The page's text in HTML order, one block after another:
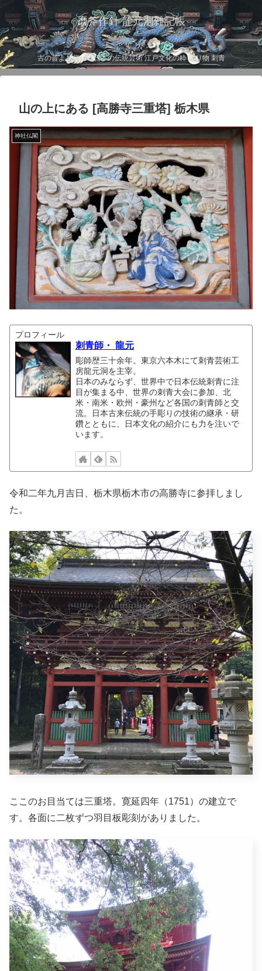
磨斧作針 龍元洞雑記帳
古の昔より伝わる日本の伝統芸術 江戸文化の粋 彫り物 刺青
山の上にある [高勝寺三重塔] 栃木県
神社仏閣
プロフィール
刺青師・ 龍元
彫師歴三十余年。東京六本木にて刺青芸術工
房龍元洞を主宰。
日本のみならず、世界中で日本伝統刺青に注
目が集まる中、世界の刺青大会に参加、北
米・南米・欧州・豪州など各国の刺青師と交
流。日本古来伝統の手彫りの技術の継承・研
鑽とともに、日本文化の紹介にも力を注いで
います。
令和二年九月吉日、栃木県栃木市の高勝寺に参拝しまし
た。
ここのお目当ては三重塔。寛延四年（1751）の建立で
す。各面に二枚ずつ羽目板彫刻がありました。